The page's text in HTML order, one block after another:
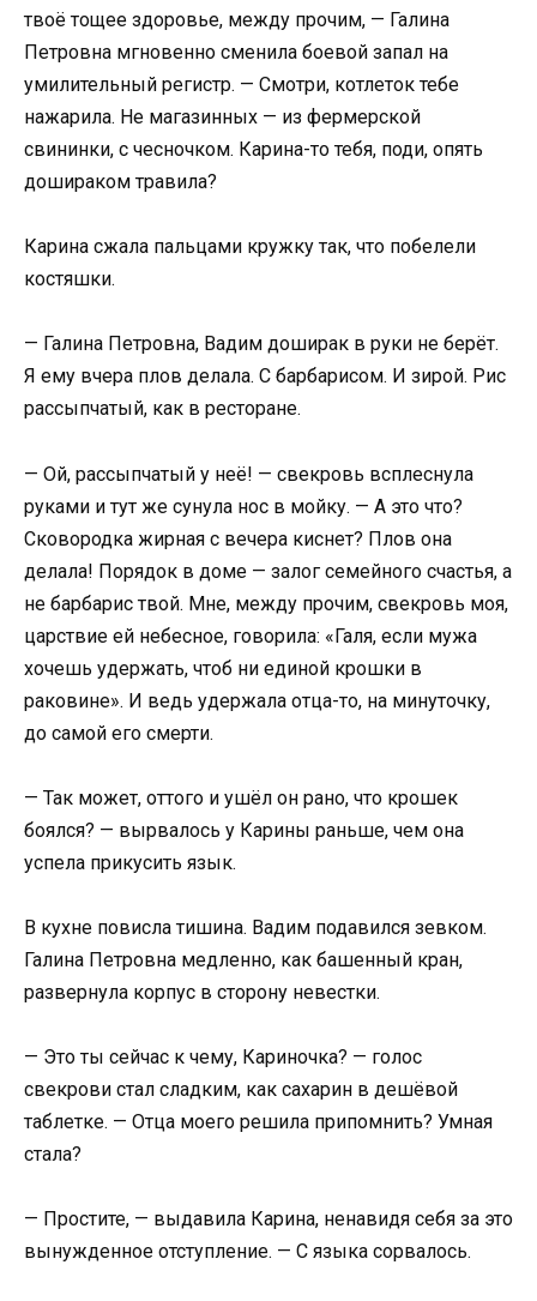
твоё тощее здоровье, между прочим, — Галина
Петровна мгновенно сменила боевой запал на
умилительный регистр. — Смотри, котлеток тебе
нажарила. Не магазинных — из фермерской
свининки, с чесночком. Карина-то тебя, поди, опять
дошираком травила?
Карина сжала пальцами кружку так, что побелели
костяшки.
— Галина Петровна, Вадим доширак в руки не берёт.
Я ему вчера плов делала. С барбарисом. И зирой. Рис
рассыпчатый, как в ресторане.
— Ой, рассыпчатый у неё! — свекровь всплеснула
руками и тут же сунула нос в мойку. — А это что?
Сковородка жирная с вечера киснет? Плов она
делала! Порядок в доме — залог семейного счастья, а
не барбарис твой. Мне, между прочим, свекровь моя,
царствие ей небесное, говорила: «Галя, если мужа
хочешь удержать, чтоб ни единой крошки в
раковине». И ведь удержала отца-то, на минуточку,
до самой его смерти.
— Так может, оттого и ушёл он рано, что крошек
боялся? — вырвалось у Карины раньше, чем она
успела прикусить язык.
В кухне повисла тишина. Вадим подавился зевком.
Галина Петровна медленно, как башенный кран,
развернула корпус в сторону невестки.
— Это ты сейчас к чему, Кариночка? — голос
свекрови стал сладким, как сахарин в дешёвой
таблетке. — Отца моего решила припомнить? Умная
стала?
— Простите, — выдавила Карина, ненавидя себя за это
вынужденное отступление. — С языка сорвалось.